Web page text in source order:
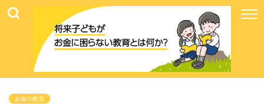
お金の教育